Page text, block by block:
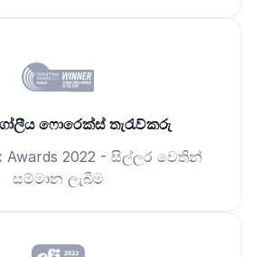
ෆොරෙක්ස් තැරැව්කරු
Awards 2022 - සිල්ලර වෙතින්
සම්මාන ලැබීම